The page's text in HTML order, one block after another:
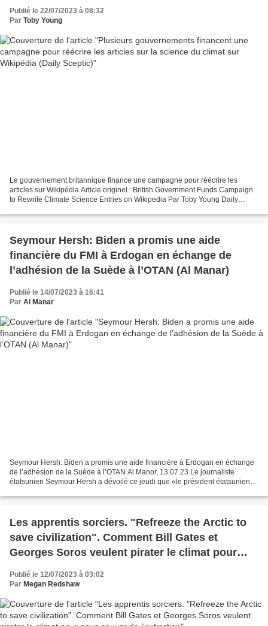
Publié le 22/07/2023 à 08:32
Par Toby Young
Le gouvernement britannique finance une campagne pour réécrire les
articles sur Wikipédia Article originel : British Government Funds Campaign
to Rewrite Climate Science Entries on Wikipedia Par Toby Young Daily
Seymour Hersh: Biden a promis une aide
financière du FMI à Erdogan en échange de
l’adhésion de la Suède à l’OTAN (Al Manar)
Publié le 14/07/2023 à 16:41
Par Al Manar
Seymour Hersh: Biden a promis une aide financière à Erdogan en échange
de l’adhésion de la Suède à l’OTAN Al Manor, 13.07.23 Le journaliste
étatsunien Seymour Hersh a dévoilé ce jeudi que «le président étatsunien
Les apprentis sorciers. "Refreeze the Arctic to
save civilization". Comment Bill Gates et
Georges Soros veulent pirater le climat pour
Publié le 12/07/2023 à 03:02
Par Megan Redshaw